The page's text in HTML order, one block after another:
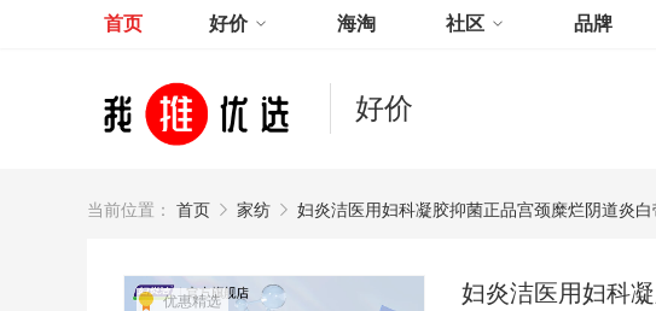
首页 好价 海淘 社区 品牌
好价
当前位置： 首页 家纺 妇炎洁医用妇科凝胶抑菌正品宫颈糜烂阴道炎
优惠精选
妇炎洁医用妇科